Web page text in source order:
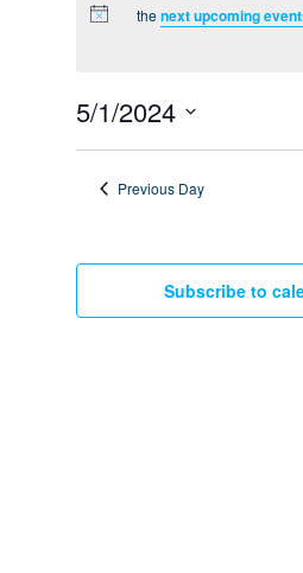
thenext upcoming
5/1/2024
Select
date.Previous Day
Subscribe to